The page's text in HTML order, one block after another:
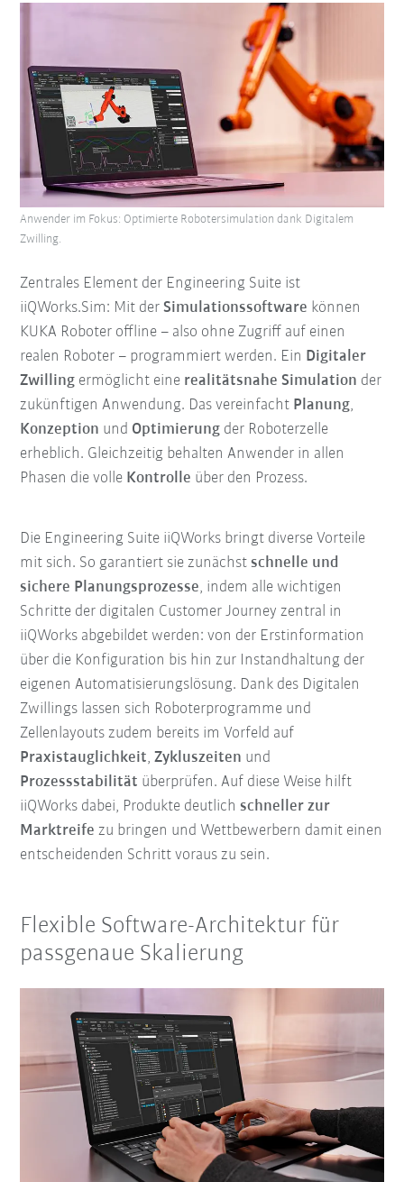
Zentrales Element der Engineering Suite ist
iiQWorks.Sim: Mit derSimulationssoftware können
KUKA Roboter offline – also ohne Zugriff auf einen
realen Roboter – programmiert werden. Ein Digitaler
Zwilling ermöglicht eine realitätsnahe Simulation der
zukünftigen Anwendung. Das vereinfacht Planung,
Konzeption und Optimierung der Roboterzelle
erheblich. Gleichzeitig behalten Anwender in allen
Phasen die volle Kontrolle über den Prozess.
Anwender im Fokus: Optimierte Robotersimulation dank Digitalem
Zwilling.
Die Engineering Suite iiQWorks bringt diverse Vorteile
mit sich. So garantiert sie zunächstschnelle und
sichere Planungsprozesse, indem alle wichtigen
Schritte der digitalen Customer Journey zentral in
iiQWorks abgebildet werden: von der Erstinformation
über die Konfiguration bis hin zur Instandhaltung der
eigenen Automatisierungslösung. Dank des Digitalen
Zwillings lassen sich Roboterprogramme und
Zellenlayouts zudem bereits im Vorfeld auf
Praxistauglichkeit,Zykluszeiten und
Prozessstabilität überprüfen. Auf diese Weise hilft
iiQWorks dabei, Produkte deutlichschneller zur
Marktreife zu bringen und Wettbewerbern damit einen
entscheidenden Schritt voraus zu sein.
Flexible Software-Architektur für
passgenaue Skalierung